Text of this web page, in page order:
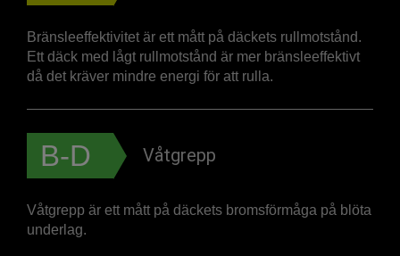
Bränsleeffektivitet är ett mått på däckets rullmotstånd.
Ett däck med lågt rullmotstånd är mer bränsleeffektivt
då det kräver mindre energi för att rulla.
B-D Våtgrepp
Våtgrepp är ett mått på däckets bromsförmåga på blöta
underlag.